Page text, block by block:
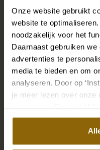
Onze website gebruikt
website te
noodzakelijk voor het
Daarnaast gebruiken
advertenties te
media te bieden en om
analyseren. Door op
je meer lezen over onze
aanpassen. Door op
akkoord met het
De perfecte
maar ook kettingen,
precies bij je bruidsjurk
haarband of
bruidslook is pas af
onze grote accessoire
bruid en bruidegom
jouw jurk of
Ga naar accessoires